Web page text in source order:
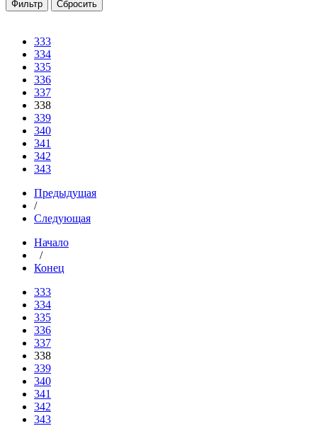
333
334
335
336
337
338
339
340
341
342
343
Предыдущая
/
Следующая
Начало
/
Конец
333
334
335
336
337
338
339
340
341
342
343